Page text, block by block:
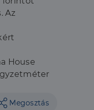
Az
House
Megosztás